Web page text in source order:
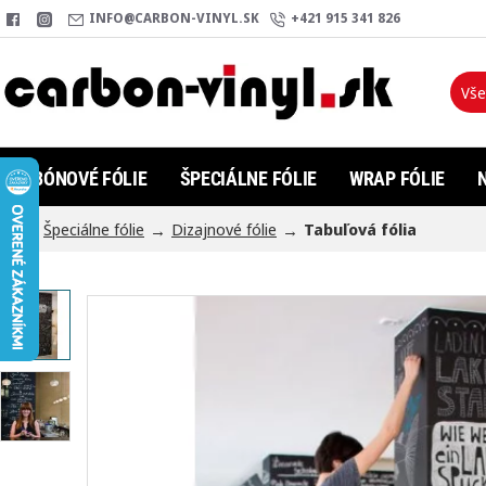
INFO@CARBON-VINYL.SK +421 915 341 826
KARBÓNOVÉ FÓLIE ŠPECIÁLNE FÓLIE WRAP FÓLIE
m
Špeciálne fólie Dizajnové fólie Tabuľová fólia